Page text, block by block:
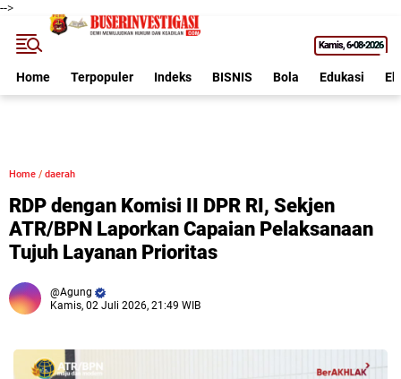
-->
Kamis 6•08•2026
Home Terpopuler Indeks BISNIS Bola Edukasi
Home / daerah
RDP dengan Komisi II DPR RI, Sekjen
ATR/BPN Laporkan Capaian Pelaksanaan
Tujuh Layanan Prioritas
Agung
Kamis, 02 Juli 2026, 21:49 WIB